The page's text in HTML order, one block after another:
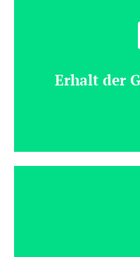
Erhalt der
Alle Mitglieder
für Mathematik-